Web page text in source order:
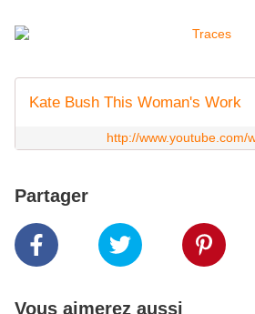
Kate Bush This Woman's Work
http://www.youtube.com/
Partager
Vous aimerez aussi